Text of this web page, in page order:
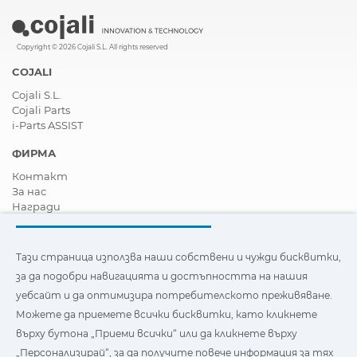
Електронен
модул
BODAS RC Scan (CAN),
Сканиране на
Електронен
модул
-
Електронен
модул
контролен блок
Регистрация
на данни,
телематика
и FMS
DLOG, Регистратор
на данни
Скоростна
кутия
UCTI-CVT, Трансмисия
Copyright © 2026 Cojali S.L. All rights reserved
COJALI
Cojali S.L.
Cojali Parts
i-Parts ASSIST
ФИРМА
Контакт
За нас
Награди
Станете дистрибутор
Новини
Видеа
FAQ - Често задавани въпроси
Тази страница използва наши собствени и бисквитки на
трети страни, за да подобри навигацията и
Тази страница използва наши собствени и чужди бисквитки,
за да подобри навигацията и достъпността на нашия
уебсайт и да оптимизира потребителското преживяване.
Можете да приемете всички бисквитки, като кликнете
върху бутона „Приеми всички“ или да кликнете върху
„Персонализирай“, за да получите повече информация за тях